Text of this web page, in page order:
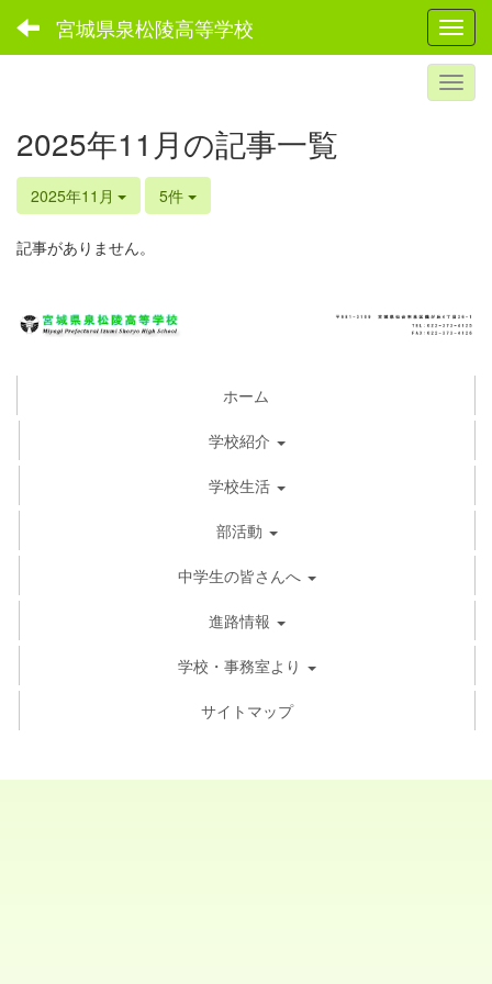
宮城県泉松陵高等学校
2025年11月の記事一覧
2025年11月 5件
記事がありません。
ホーム
学校紹介
学校生活
部活動
中学生の皆さんへ
進路情報
学校・事務室より
サイトマップ